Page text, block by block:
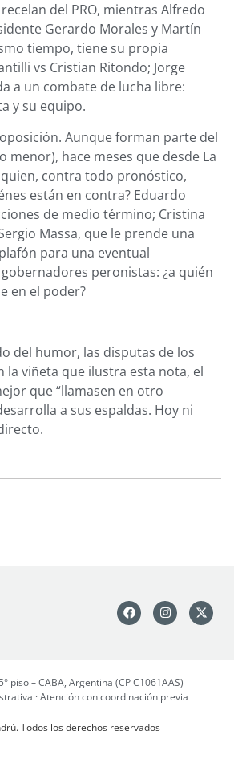
del PRO, mientras Alfredo
Gerardo Morales y Martín
tiempo, tiene su propia
vs Cristian Ritondo; Jorge
a un combate de lucha libre:
y su equipo.
Aunque forman parte del
hace meses que desde La
contra todo pronóstico,
están en contra? Eduardo
de medio término; Cristina
Massa, que le prende una
para una eventual
peronistas: ¿a quién
en el poder?
del humor, las disputas de los
viñeta que ilustra esta nota, el
que “llamasen en otro
a sus espaldas. Hoy ni
piso – CABA, Argentina (CP C1061AAS)
· Atención con coordinación previa
Todos los derechos reservados